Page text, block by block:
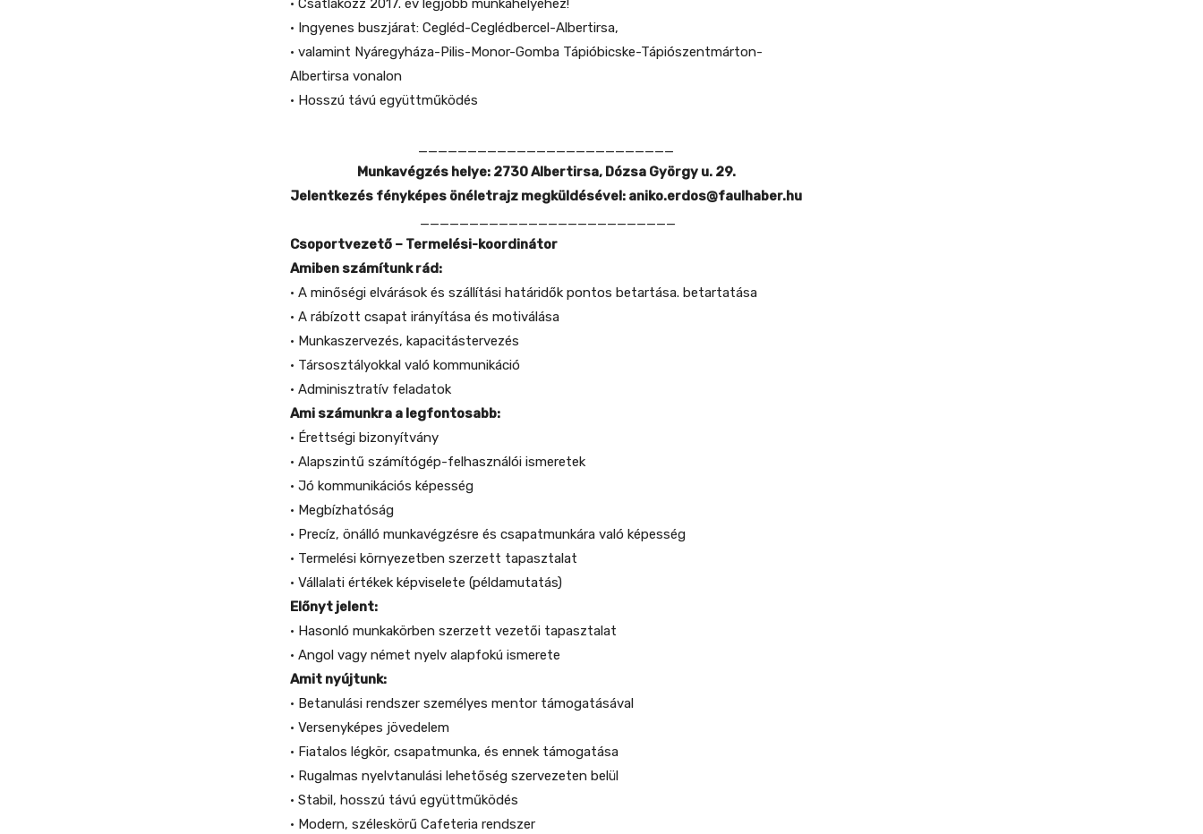
• Csatlakozz 2017. év legjobb munkahelyéhez!
• Ingyenes buszjárat: Cegléd-Ceglédbercel-Albertirsa,
• valamint Nyáregyháza-Pilis-Monor-Gomba Tápióbicske-Tápiószentmárton-
Albertirsa vonalon
• Hosszú távú együttműködés
__________________________
Munkavégzés helye: 2730 Albertirsa, Dózsa György u. 29.
Jelentkezés fényképes önéletrajz megküldésével: aniko.erdos@faulhaber.hu
__________________________
Csoportvezető – Termelési-koordinátor
Amiben számítunk rád:
• A minőségi elvárások és szállítási határidők pontos betartása. betartatása
• A rábízott csapat irányítása és motiválása
• Munkaszervezés, kapacitástervezés
• Társosztályokkal való kommunikáció
• Adminisztratív feladatok
Ami számunkra a legfontosabb:
• Érettségi bizonyítvány
• Alapszintű számítógép-felhasználói ismeretek
• Jó kommunikációs képesség
• Megbízhatóság
• Precíz, önálló munkavégzésre és csapatmunkára való képesség
• Termelési környezetben szerzett tapasztalat
• Vállalati értékek képviselete (példamutatás)
Előnyt jelent:
• Hasonló munkakörben szerzett vezetői tapasztalat
• Angol vagy német nyelv alapfokú ismerete
Amit nyújtunk:
• Betanulási rendszer személyes mentor támogatásával
• Versenyképes jövedelem
• Fiatalos légkör, csapatmunka, és ennek támogatása
• Rugalmas nyelvtanulási lehetőség szervezeten belül
• Stabil, hosszú távú együttműködés
• Modern, széleskörű Cafeteria rendszer